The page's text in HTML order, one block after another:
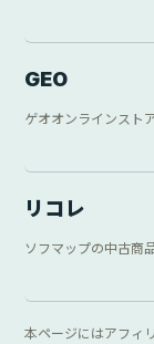
GEO
ゲオオンラインスト
リコレ
ソフマップの中古商
本ページにはアフィ